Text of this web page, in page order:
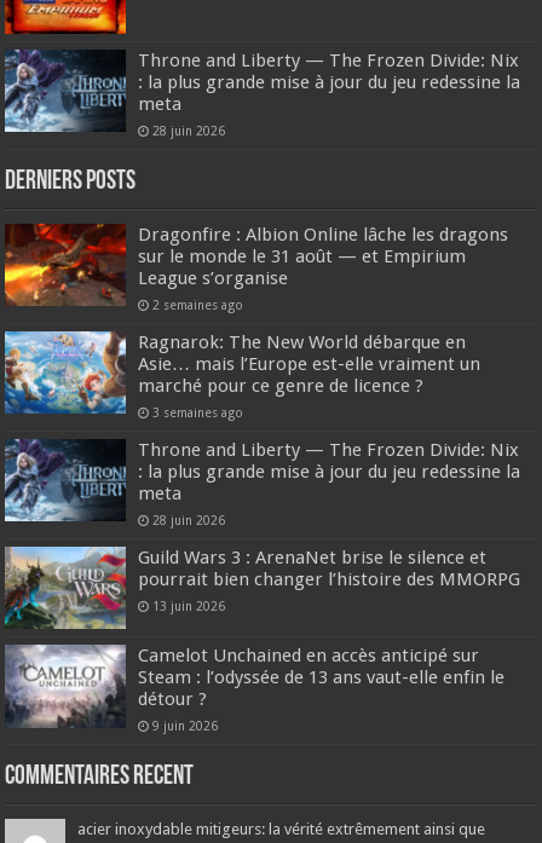
Throne and Liberty — The Frozen Divide: Nix
: la plus grande mise à jour du jeu redessine la
meta
28 juin 2026
DERNIERS Posts
Dragonfire : Albion Online lâche les dragons
sur le monde le 31 août — et Empirium
League s’organise
2 semaines ago
Ragnarok: The New World débarque en
Asie… mais l’Europe est-elle vraiment un
marché pour ce genre de licence ?
3 semaines ago
Throne and Liberty — The Frozen Divide: Nix
: la plus grande mise à jour du jeu redessine la
meta
28 juin 2026
Guild Wars 3 : ArenaNet brise le silence et
pourrait bien changer l’histoire des MMORPG
13 juin 2026
Camelot Unchained en accès anticipé sur
Steam : l’odyssée de 13 ans vaut-elle enfin le
détour ?
9 juin 2026
Commentaires recent
acier inoxydable mitigeurs: la vérité extrêmement ainsi que